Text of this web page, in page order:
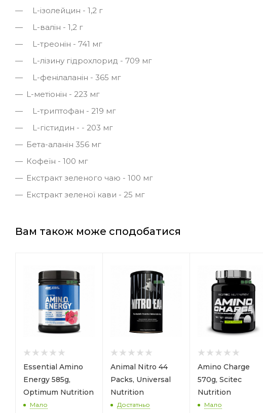
L-ізолейцин - 1,2 г
L-валін - 1,2 г
L-треонін - 741 мг
L-лізину гідрохлорид - 709 мг
L-фенілаланін - 365 мг
L-метіонін - 223 мг
L-триптофан - 219 мг
L-гістидин - - 203 мг
Бета-аланін 356 мг
Кофеїн - 100 мг
Екстракт зеленого чаю - 100 мг
Екстракт зеленої кави - 25 мг
Вам також може сподобатися
Essential Amino
Energy 585g,
Optimum Nutrition
Мало
Animal Nitro 44
Packs, Universal
Nutrition
Достатньо
Amino Charge
570g, Scitec
Nutrition
Мало